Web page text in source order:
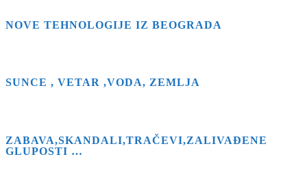
NOVE TEHNOLOGIJE IZ BEOGRADA
SUNCE , VETAR ,VODA, ZEMLJA
ZABAVA,SKANDALI,TRAČEVI,ZALIVAĐENE
GLUPOSTI …